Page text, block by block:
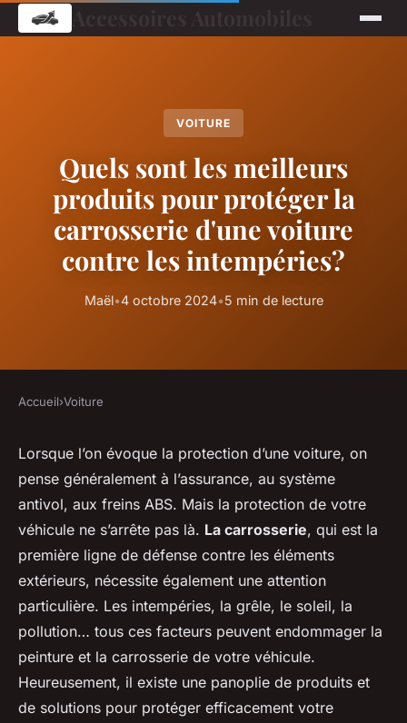
VOITURE
Quels sont les meilleurs
produits pour protéger la
carrosserie d'une voiture
contre les intempéries?
Maël•4 octobre 2024•5 min de lecture
Accueil›Voiture
Lorsque l’on évoque la protection d’une voiture, on
pense généralement à l’assurance, au système
antivol, aux freins ABS. Mais la protection de votre
véhicule ne s’arrête pas là. La carrosserie, qui est la
première ligne de défense contre les éléments
extérieurs, nécessite également une attention
particulière. Les intempéries, la grêle, le soleil, la
pollution… tous ces facteurs peuvent endommager la
peinture et la carrosserie de votre véhicule.
Heureusement, il existe une panoplie de produits et
de solutions pour protéger efficacement votre